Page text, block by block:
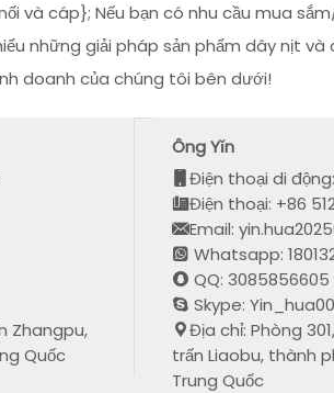
và cáp}; Nếu bạn có nhu cầu mua
những giải pháp sản phẩm dây nịt
doanh của chúng tôi bên dưới!
Zhangpu,
Quốc
Ông Yǐn
Điện thoại di
Điện thoại: +86
Email:
Whatsapp:
QQ: 3085856605
Skype:
Địa chỉ: Phòng
trấn Liaobu, thành
Trung Quốc